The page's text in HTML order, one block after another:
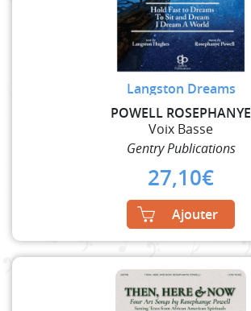
Langston Dreams
POWELL ROSEPHANYE
Voix Basse
Gentry Publications
27,10€
Ajouter